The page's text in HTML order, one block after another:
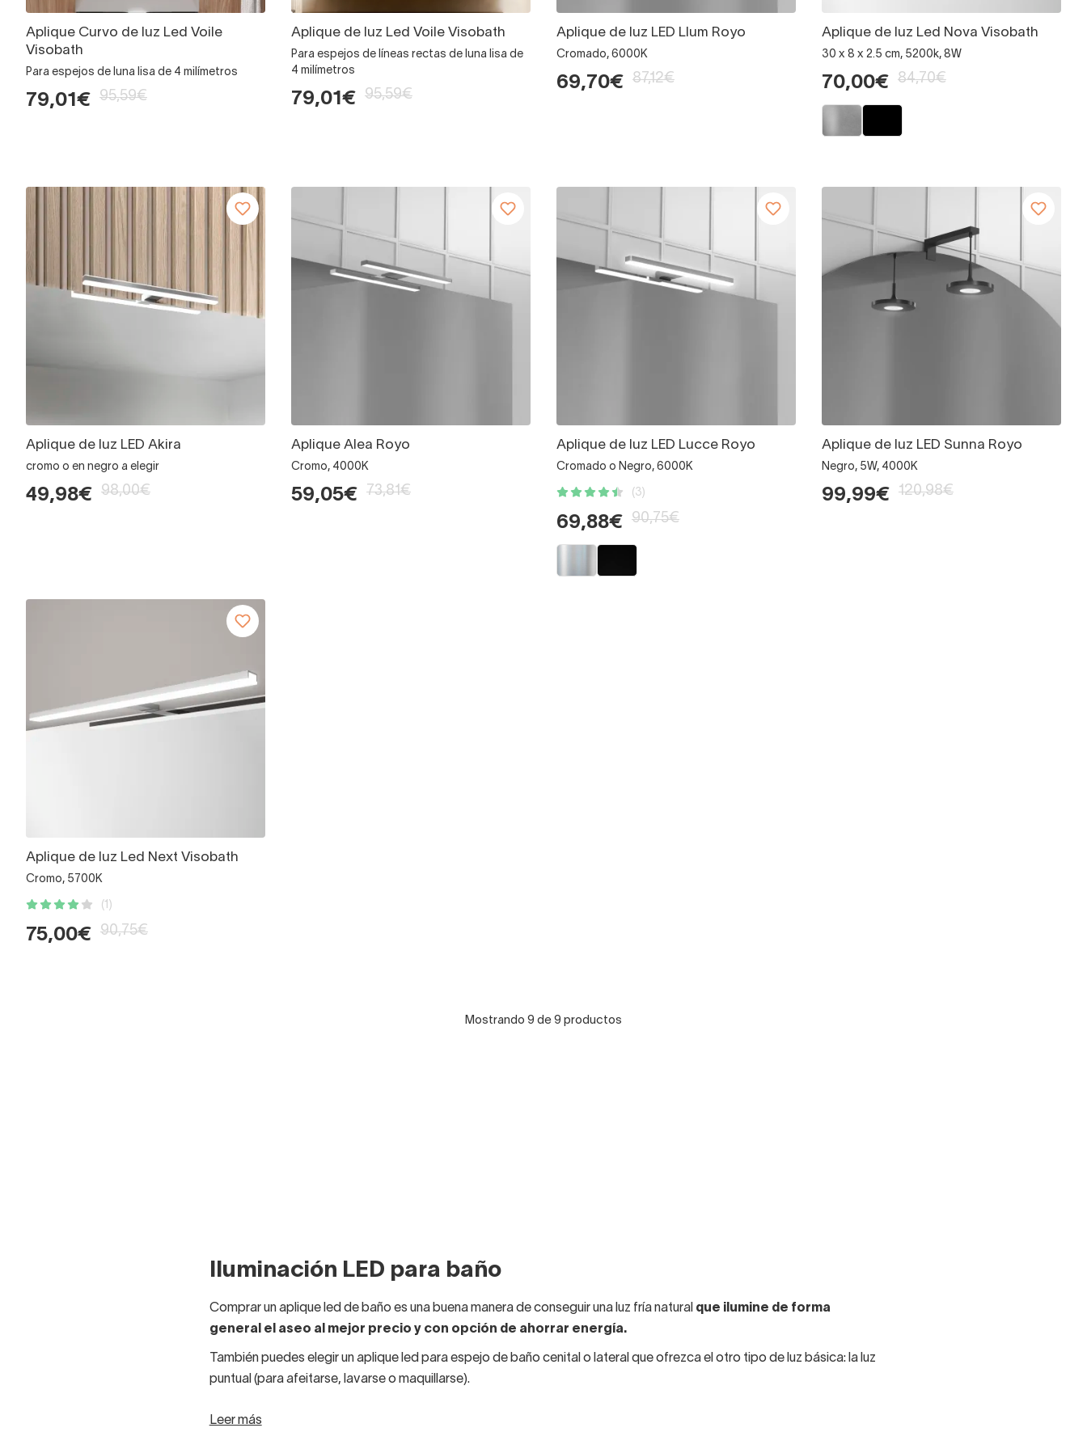
Aplique Curvo de luz Led Voile
Visobath
Para espejos de luna lisa de 4 milímetros
79,01€ 95,59€
Aplique de luz Led Voile Visobath
Para espejos de líneas rectas de luna lisa de
4 milímetros
79,01€ 95,59€
Aplique de luz LED Llum Royo
Cromado, 6000K
69,70€ 87,12€
Aplique de luz Led Nova Visobath
30 x 8 x 2.5 cm, 5200k, 8W
70,00€ 84,70€
Aplique de luz LED Akira
cromo o en negro a elegir
49,98€ 98,00€
Aplique Alea Royo
Cromo, 4000K
59,05€ 73,81€
Aplique de luz LED Lucce Royo
Cromado o Negro, 6000K
(3)
69,88€ 90,75€
Aplique de luz LED Sunna Royo
Negro, 5W, 4000K
99,99€ 120,98€
Aplique de luz Led Next Visobath
Cromo, 5700K
(1)
75,00€ 90,75€
Mostrando 9 de 9 productos
Iluminación LED para baño
Comprar un aplique led de baño es una buena manera de conseguir una luz fría natural que ilumine de forma
general el aseo al mejor precio y con opción de ahorrar energía.
También puedes elegir un aplique led para espejo de baño cenital o lateral que ofrezca el otro tipo de luz básica: la luz
puntual (para afeitarse, lavarse o maquillarse).
toda la habitación y evite instalar varias luminarias.
Leer más